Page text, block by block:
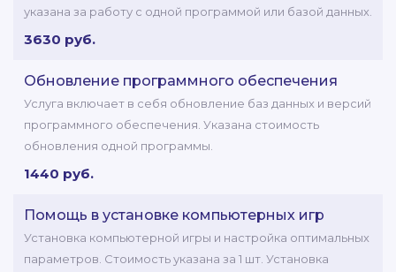
указана за работу с одной программой или базой данных.
3630 руб.
Обновление программного обеспечения
Услуга включает в себя обновление баз данных и версий
программного обеспечения. Указана стоимость
обновления одной программы.
1440 руб.
Помощь в установке компьютерных игр
Установка компьютерной игры и настройка оптимальных
параметров. Стоимость указана за 1 шт. Установка